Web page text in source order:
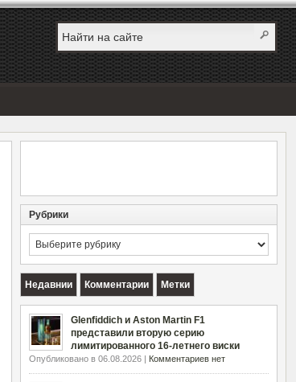
Рубрики
Рубрики
Недавнии Комментарии Метки
Glenfiddich и Aston Martin F1
представили вторую серию
лимитированного 16-летнего виски
Опубликовано в 06.08.2026 | Комментариев нет